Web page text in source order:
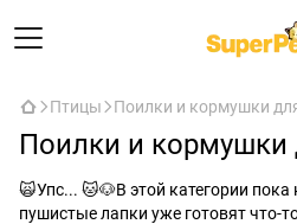
Птицы Поилки и кормушки
Поилки и кормушки
🙀Упс... 🐱🐶В этой категории пока
пушистые лапки уже готовят что-